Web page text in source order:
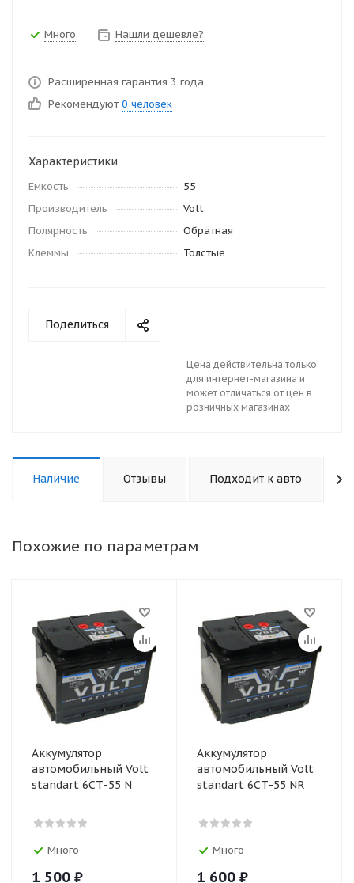
Много Нашли дешевле?
Расширенная гарантия 3 года
Рекомендуют 0 человек
Характеристики
Емкость
55
Производитель
Volt
Полярность
Обратная
Клеммы
Толстые
Поделиться
Цена действительна только
для интернет-магазина и
может отличаться от цен в
розничных магазинах
Наличие Отзывы Подходит к авто
Похожие по параметрам
Аккумулятор
автомобильный Volt
standart 6СТ-55 N
Много
1 500 ₽
Аккумулятор
автомобильный Volt
standart 6СТ-55 NR
Много
1 600 ₽